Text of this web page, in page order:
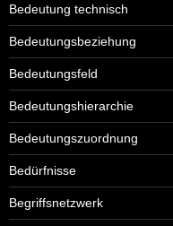
Bedeutung technisch
Bedeutungsbeziehung
Bedeutungsfeld
Bedeutungshierarchie
Bedeutungszuordnung
Bedürfnisse
Begriffsnetzwerk